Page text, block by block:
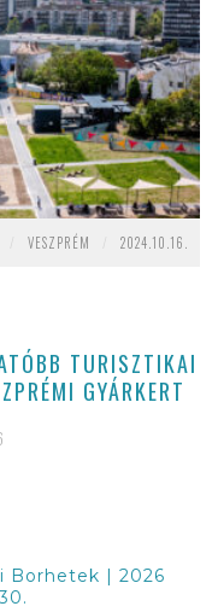
VESZPRÉM 2024.10.16.
TURISZTIKAI
GYÁRKERT
Borhetek | 2026